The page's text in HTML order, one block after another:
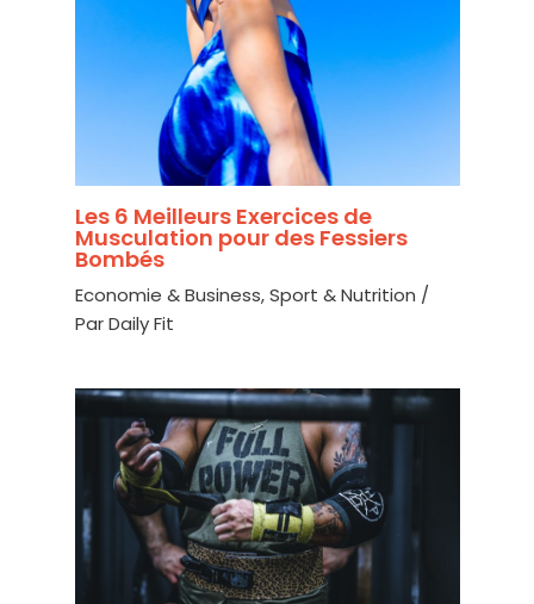
Les 6 Meilleurs Exercices de
Musculation pour des Fessiers
Bombés
Economie & Business,Sport & Nutrition /
ParDaily Fit